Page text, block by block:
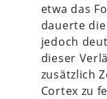
etwa das
dauerte
jedoch
dieser
zusätzlich
Cortex zu